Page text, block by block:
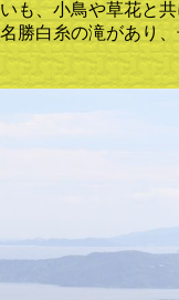
小鳥や草花と共に
糸の滝があり、